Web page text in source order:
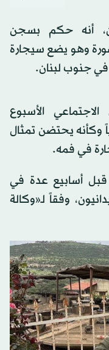
أنه حكم بسجن
وهو يضع سيجارة
في جنوب لبنان.
الأسبوع
وكأنه يحتضن تمثال
في فمه.
أسابيع عدة في
وفقاً لـ«وكالة